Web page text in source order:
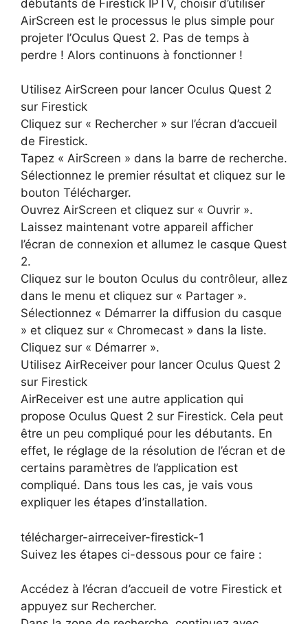
débutants de Firestick IPTV, choisir d’utiliser
AirScreen est le processus le plus simple pour
projeter l’Oculus Quest 2. Pas de temps à
perdre ! Alors continuons à fonctionner !
Utilisez AirScreen pour lancer Oculus Quest 2
sur Firestick
Cliquez sur « Rechercher » sur l’écran d’accueil
de Firestick.
Tapez « AirScreen » dans la barre de recherche.
Sélectionnez le premier résultat et cliquez sur le
bouton Télécharger.
Ouvrez AirScreen et cliquez sur « Ouvrir ».
Laissez maintenant votre appareil afficher
l’écran de connexion et allumez le casque Quest
2.
Cliquez sur le bouton Oculus du contrôleur, allez
dans le menu et cliquez sur « Partager ».
Sélectionnez « Démarrer la diffusion du casque
» et cliquez sur « Chromecast » dans la liste.
Cliquez sur « Démarrer ».
Utilisez AirReceiver pour lancer Oculus Quest 2
sur Firestick
AirReceiver est une autre application qui
propose Oculus Quest 2 sur Firestick. Cela peut
être un peu compliqué pour les débutants. En
effet, le réglage de la résolution de l’écran et de
certains paramètres de l’application est
compliqué. Dans tous les cas, je vais vous
expliquer les étapes d’installation.
télécharger-airreceiver-firestick-1
Suivez les étapes ci-dessous pour ce faire :
Accédez à l’écran d’accueil de votre Firestick et
appuyez sur Rechercher.